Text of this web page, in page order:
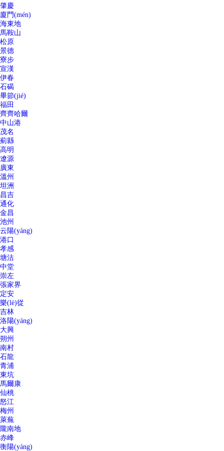
肇慶
廈門(mén)
海東地
馬鞍山
松原
景德
寮步
宣漢
伊春
石碣
畢節(jié)
福田
齊齊哈爾
中山港
茂名
薊縣
高明
遼源
廣東
溫州
坦洲
昌吉
通化
金昌
池州
云陽(yáng)
港口
孝感
塘沽
中堂
崇左
張家界
定安
樂(lè)從
吉林
洛陽(yáng)
大興
朔州
南村
石龍
青浦
東坑
馬爾康
仙桃
怒江
梅州
萊蕪
隴南地
赤峰
衡陽(yáng)